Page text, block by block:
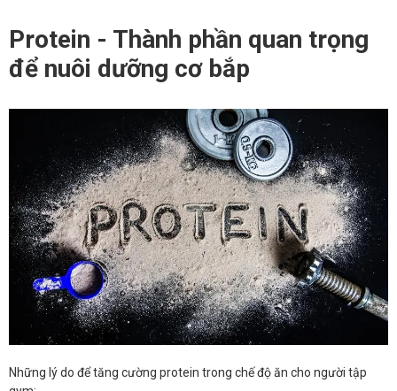
Protein - Thành phần quan trọng
để nuôi dưỡng cơ bắp
Những lý do để tăng cường protein trong chế độ ăn cho người tập